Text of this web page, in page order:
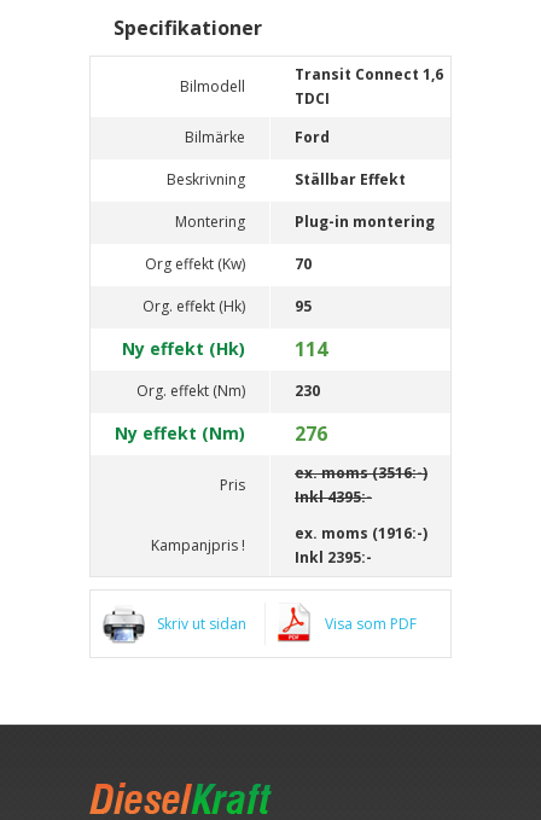
Specifikationer
Bilmodell
Transit Connect 1,6
TDCI
Bilmärke
Ford
Beskrivning Ställbar Effekt
Montering Plug-in montering
Org effekt (Kw) 70
Org. effekt (Hk) 95
Ny effekt (Hk) 114
Org. effekt (Nm) 230
Ny effekt (Nm) 276
Pris
ex. moms (3516:-)
Inkl4395:-
Kampanjpris !
ex. moms (1916:-)
Inkl 2395:-
Skriv ut sidan Visa som PDF